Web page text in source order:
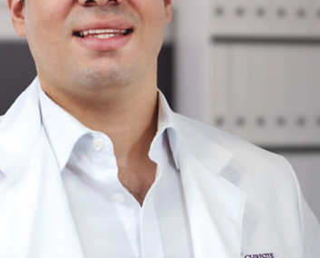
Ortopedia y
traumatólogia